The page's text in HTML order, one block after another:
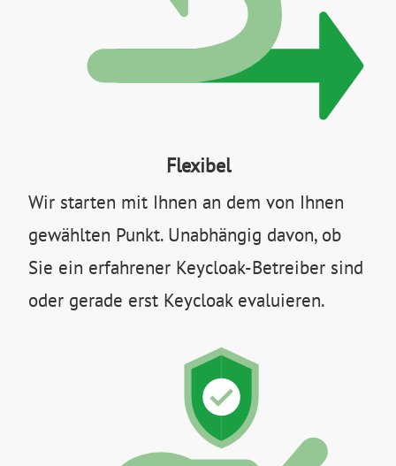
Flexibel
Wir starten mit Ihnen an dem von Ihnen
gewählten Punkt. Unabhängig davon, ob
Sie ein erfahrener Keycloak-Betreiber sind
oder gerade erst Keycloak evaluieren.